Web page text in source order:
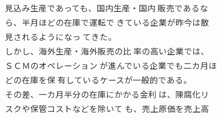
見込み生産であっても、国内生産・国内 販売であるな
ら、半月ほどの在庫で運転で きている企業が昨今は散
見されるようになっ てきた。
しかし、海外生産・海外販売の比 率の高い企業では、
ＳＣＭのオペレーション が進んでいる企業でも二カ月ほ
どの在庫を保 有しているケースが一般的である。
その差、一カ月半分の在庫にかかる金利 は、陳腐化リ
スクや保管コストなどを除いて も、売上原価を売上高